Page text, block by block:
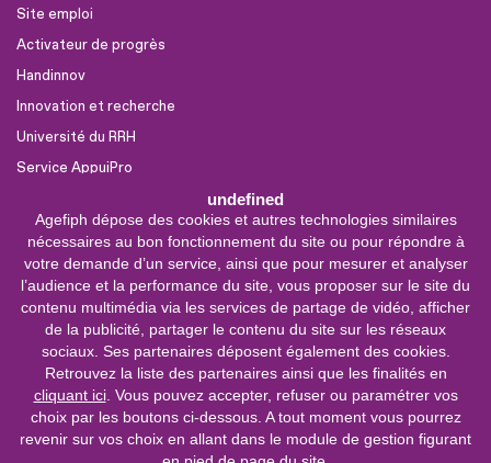
undefined
Agefiph dépose des cookies et autres technologies similaires
nécessaires au bon fonctionnement du site ou pour répondre à
votre demande d’un service, ainsi que pour mesurer et analyser
l’audience et la performance du site, vous proposer sur le site du
contenu multimédia via les services de partage de vidéo, afficher
de la publicité, partager le contenu du site sur les réseaux
sociaux. Ses partenaires déposent également des cookies.
Retrouvez la liste des partenaires ainsi que les finalités en
cliquant ici. Vous pouvez accepter, refuser ou paramétrer vos
choix par les boutons ci-dessous. A tout moment vous pourrez
revenir sur vos choix en allant dans le module de gestion figurant
Site emploi
Activateur de progrès
Handinnov
Innovation et recherche
Université du RRH
Service AppuiPro
Nous suivre
Youtube
Linkedin
Facebook
0 800 11 10 09
Service &
appel gratuits